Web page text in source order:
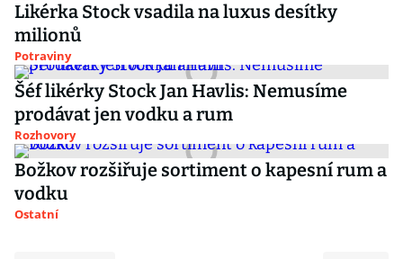
Likérka Stock vsadila na luxus desítky
milionů
Potraviny
Šéf likérky Stock Jan Havlis: Nemusíme
prodávat jen vodku a rum
Rozhovory
Božkov rozšiřuje sortiment o kapesní rum a
vodku
Ostatní